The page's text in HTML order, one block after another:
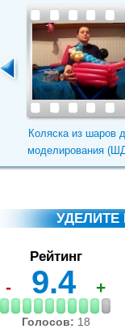
Коляска из шаров
моделирования
Рейтинг
- 9.4 +
Голосов: 18